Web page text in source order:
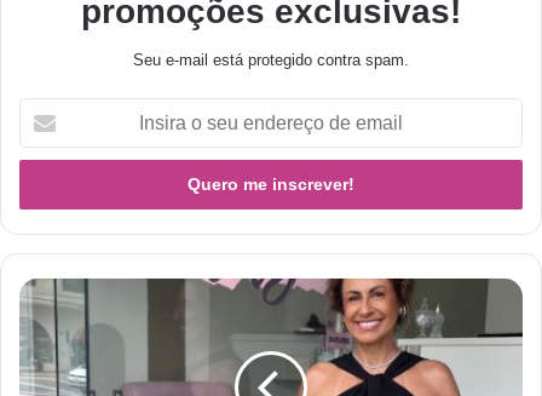
promoções exclusivas!
Seu e-mail está protegido contra spam.